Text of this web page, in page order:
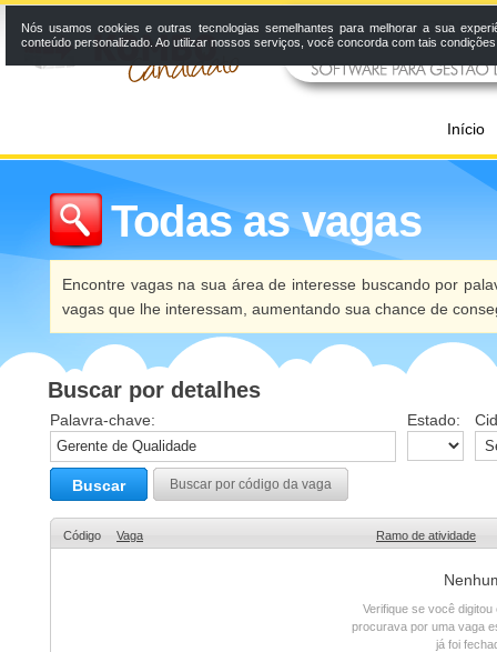
Início
Todas as vagas
Encontre vagas na sua área de interesse buscando por
vagas que lhe interessam, aumentando sua chance de
Buscar por detalhes
Palavra-chave: Estado:
Buscar Buscar por código da vaga
Código Vaga Ramo de atividade
Verifique se você
procurava por uma vaga
já foi
Nós usamos cookies e outras tecnologias semelhantes para melhorar a sua
conteúdo personalizado. Ao utilizar nossos serviços, você concorda com tais